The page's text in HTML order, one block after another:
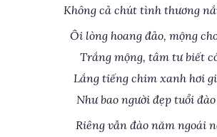
Không cả chút tình thương
Ôi lòng hoang đảo, mộng
Trắng mộng, tâm tư biết
Lắng tiếng chim xanh hơi
Như bao người đẹp tuổi
Riêng vẫn đào năm ngoái